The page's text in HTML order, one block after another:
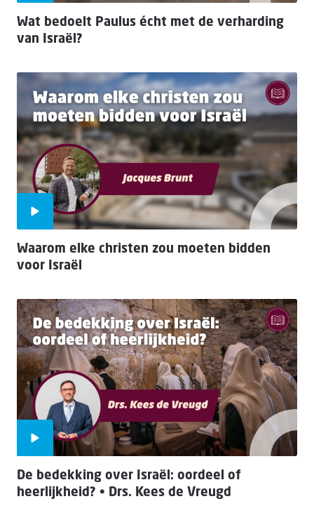
Wat bedoelt Paulus écht met de verharding
van Israël?
Waarom elke christen zou moeten bidden
voor Israël
De bedekking over Israël: oordeel of
heerlijkheid? • Drs. Kees de Vreugd